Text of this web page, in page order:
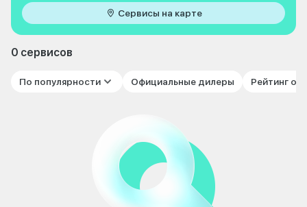
Сервисы на карте
0 сервисов
По популярности Официальные дилеры Рейтинг